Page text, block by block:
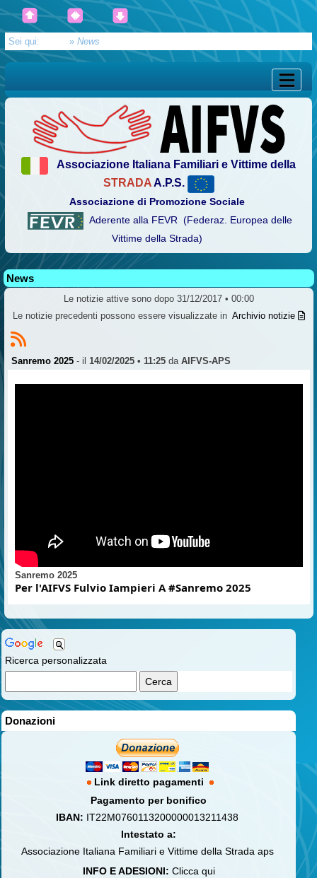
Sei qui: » News
Associazione Italiana Familiari e Vittime della
STRADAA.P.S.
Associazione di Promozione Sociale
Aderente alla FEVR (Federaz. Europea delle
Vittime della Strada)
Ricerca personalizzata
Donazioni
Link diretto pagamenti
Pagamento per bonifico
IBAN: IT22M0760113200000013211438
Intestato a:
Associazione Italiana Familiari e Vittime della Strada aps
INFO E ADESIONI: Clicca qui
News
Le notizie attive sono dopo 31/12/2017 • 00:00
Le notizie precedenti possono essere visualizzate in Archivio notizie
Sanremo 2025 - il 14/02/2025 • 11:25da AIFVS-APS
Sanremo 2025
Per l'AIFVS Fulvio Iampieri A #Sanremo2025